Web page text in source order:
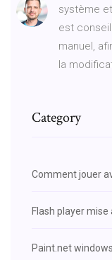
système
est
manuel,
la
Category
Comment jouer
Flash player
Paint.net